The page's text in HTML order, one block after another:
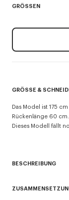
GRÖSSEN
GRÖSSE &
Das Model ist 175
Rückenlänge 60 cm.
Dieses Modell fällt
BESCHREIBUNG
Schurwolle und